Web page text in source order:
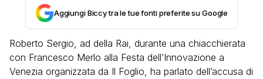
Aggiungi Biccy tra le tue fonti preferite su Google
Roberto Sergio, ad della Rai, durante una chiacchierata
con Francesco Merlo alla Festa dell’Innovazione a
Venezia organizzata da Il Foglio, ha parlato dell’accusa di